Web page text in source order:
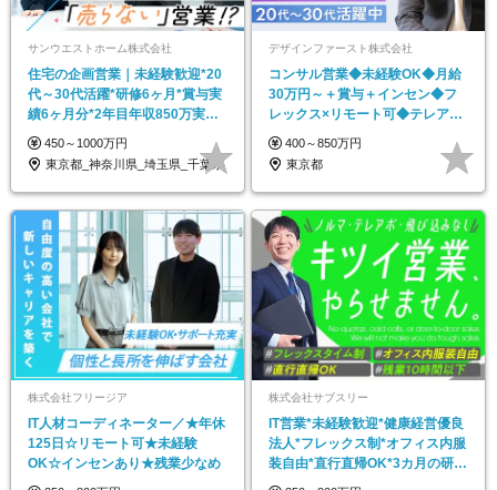
サンウエストホーム株式会社
住宅の企画営業｜未経験歓迎*20
代～30代活躍*研修6ヶ月*賞与実
績6ヶ月分*2年目年収850万実績
あり
450～1000万円
東京都_神奈川県_埼玉県_千葉県
デザインファースト株式会社
コンサル営業◆未経験OK◆月給
30万円～＋賞与＋インセン◆フ
レックス×リモート可◆テレアポ
無し◆大手と取引多数
400～850万円
東京都
株式会社フリージア
IT人材コーディネーター／★年休
125日☆リモート可★未経験
OK☆インセンあり★残業少なめ
株式会社サブスリー
IT営業*未経験歓迎*健康経営優良
法⼈*フレックス制*オフィス内服
装自由*直行直帰OK*3カ月の研修
あり